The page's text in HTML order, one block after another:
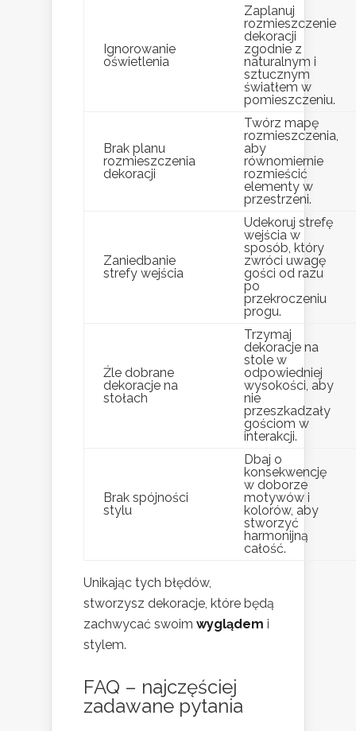
Ignorowanie
oświetlenia
Zaplanuj
rozmieszczenie
dekoracji
zgodnie z
naturalnym i
sztucznym
światłem w
pomieszczeniu.
Brak planu
rozmieszczenia
dekoracji
Twórz mapę
rozmieszczenia,
aby
równomiernie
rozmieścić
elementy w
przestrzeni.
Zaniedbanie
strefy wejścia
Udekoruj strefę
wejścia w
sposób, który
zwróci uwagę
gości od razu
po
przekroczeniu
progu.
Źle dobrane
dekoracje na
stołach
Trzymaj
dekoracje na
stole w
odpowiedniej
wysokości, aby
nie
przeszkadzały
gościom w
interakcji.
Brak spójności
stylu
Dbaj o
konsekwencję
w doborze
motywów i
kolorów, aby
stworzyć
harmonijną
całość.
Unikając tych błędów,
stworzysz dekoracje, które będą
zachwycać swoim wyglądem i
stylem.
FAQ – najczęściej
zadawane pytania